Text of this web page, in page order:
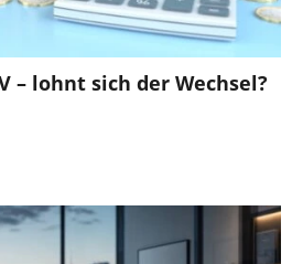
– lohnt sich der Wechsel?